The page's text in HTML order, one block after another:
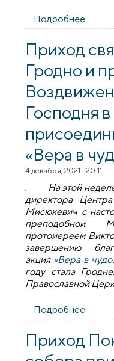
Подробнее
Приход
Гродно и
Господня
«Вера в
4 декабря, 2021 - 20:11
На этой
директора
Мисюкевич с
преподобной
протоиереем
завершению
акция «Вера в
году стала
Православной
Подробнее
в
Приход